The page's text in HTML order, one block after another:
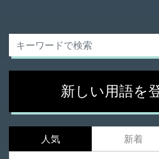
新しい用語を
人気 新着